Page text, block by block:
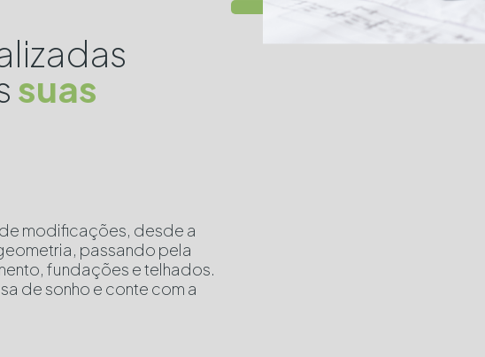
suas
modificações, desde a
passando pela
fundações e telhados.
de sonho e conte com a